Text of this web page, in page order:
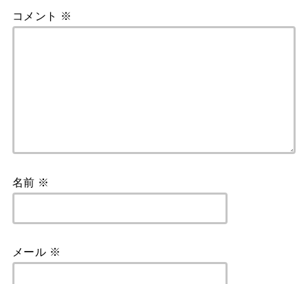
コメント ※
名前 ※
メール ※